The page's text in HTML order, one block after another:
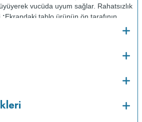
vucüda uyum sağlar. Rahatsızlık
:Ekrandaki tablo ürünün ön tarafının
2cm daha kısadır.
boyalar sertifikalı ve güvenlidir;
yıkanır.
Orta ısıda ve tersten